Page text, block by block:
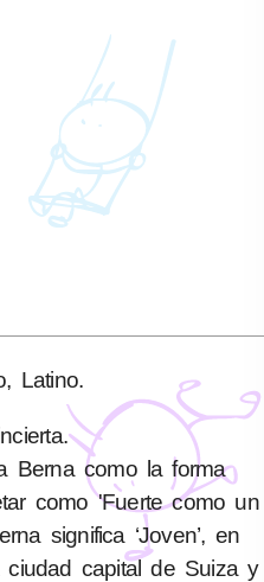
Latino.
Berna como la forma
como 'Fuerte como un
significa ‘Joven’, en
ciudad capital de Suiza y